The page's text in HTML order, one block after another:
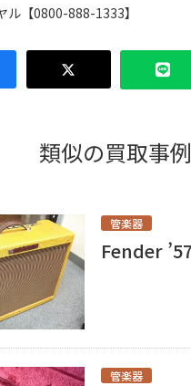
ル【0800-888-1333】
類似の買取事例
管楽器
管楽器